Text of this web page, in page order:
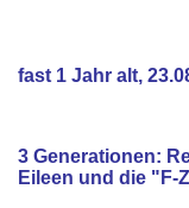
fast 1 Jahr alt,
3 Generationen:
Eileen und die "F-